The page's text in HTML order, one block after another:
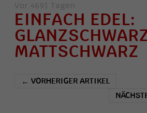
Vor 4691 Tagen
EINFACH EDEL:
MATTSCHWARZ
← VORHERIGER ARTIKEL